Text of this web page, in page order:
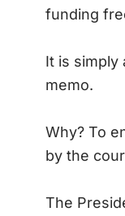
funding
It is simply
memo.
Why? To
by the
The